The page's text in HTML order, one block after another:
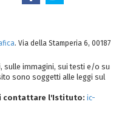
. Via della Stamperia 6, 00187
sulle immagini, sui testi e/o su
sono soggetti alle leggi sul
contattare l'Istituto: ic-